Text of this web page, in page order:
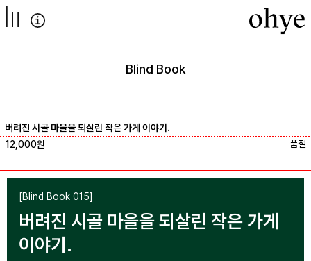
컨텐츠로
넘어가기
Blind Book
버려진 시골 마을을 되살린 작은 가게 이야기.
12,000원 품절
[Blind Book 015]
버려진 시골 마을을 되살린 작은 가게
이야기.